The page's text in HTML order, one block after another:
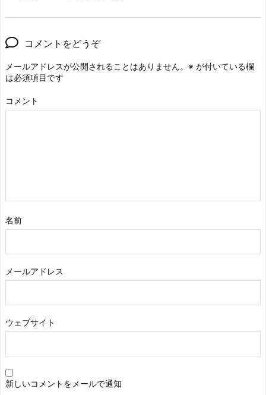
コメントをどうぞ
メールアドレスが公開されることはありません。 ※ が付いている欄
は必須項目です
コメント
名前
メールアドレス
ウェブサイト
新しいコメントをメールで通知